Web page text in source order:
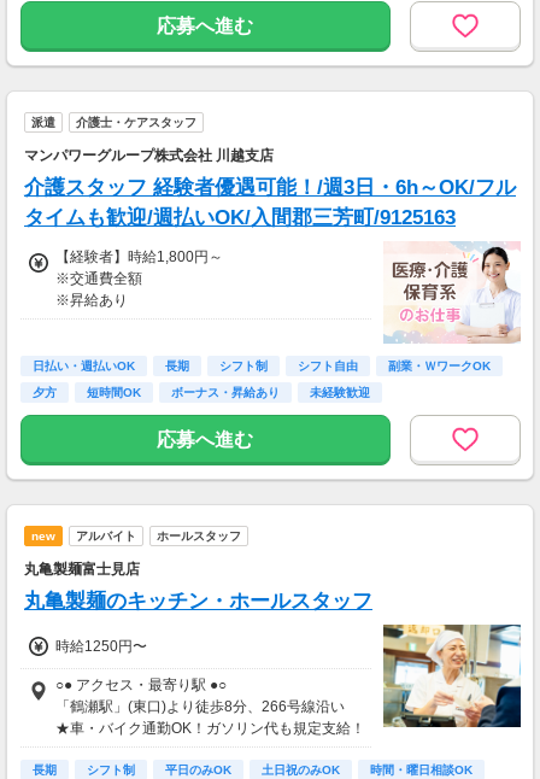
70～79歳：日勤／日給1万500円
応募へ進む
派遣 介護士・ケアスタッフ
マンパワーグループ株式会社 川越支店
介護スタッフ 経験者優遇可能！/週3日・6h～OK/フル
タイムも歓迎/週払いOK/入間郡三芳町/9125163
【経験者】時給1,800円～
※交通費全額
※昇給あり
◎日勤／経験者の場合
・日収(1,800*8)円（時給1,800円×8h）
※資格手当あり（時給50円～UP/資格の種類に
よって異なる）
支払方法：週払い
→金曜日締め最短翌週火曜日にお給料GET♪
（稼働開始時は手続き完了次第となります）
交通費：別途全額支給
※車・バイク通勤に関して施設により異なる場
日払い・週払いOK 長期 シフト制 シフト自由
副業・ＷワークOK
夕方
短時間OK ボーナス・昇給あり 未経験歓迎
応募へ進む
new アルバイト ホールスタッフ
丸亀製麺富士見店
丸亀製麺のキッチン・ホールスタッフ
時給1250円〜
○● アクセス・最寄り駅 ●○
「鶴瀬駅」(東口)より徒歩8分、266号線沿い
★車・バイク通勤OK！ガソリン代も規定支給！
★自転車通勤も可！（駐輪場料金は自己負担、
店にある場合は利用可）
長期 シフト制 平日のみOK 土日祝のみOK
時間・曜日相談OK